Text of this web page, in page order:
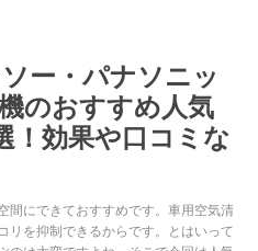
ー・パナソニッ
のおすすめ人気
効果や口コミな
間にできておすすめです。車用空気清
リを抑制できるからです。とはいって